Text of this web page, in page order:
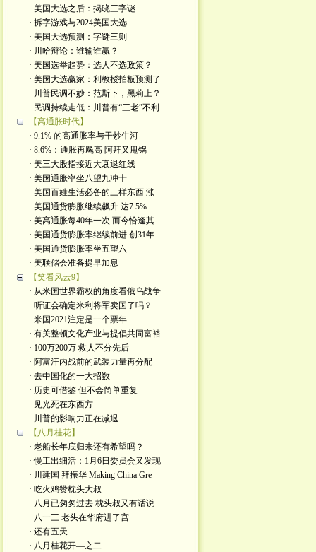
· 美国大选之后：揭晓三字谜
· 拆字游戏与2024美国大选
· 美国大选预测：字谜三则
· 川哈辩论：谁输谁赢？
· 美国选举趋势：选人不选政策？
· 美国大选赢家：利教授拍板预测了
· 川普民调不妙：范斯下，黑莉上？
· 民调持续走低：川普有“三老”不利
【高通胀时代】
· 9.1% 的高通胀率与干炒牛河
· 8.6%：通胀再飚高 阿拜又甩锅
· 美三大股指接近大衰退红线
· 美国通胀率坐八望九冲十
· 美国百姓生活必备的三样东西 涨
· 美国通货膨胀继续飙升 达7.5%
· 美高通胀每40年一次 而今恰逢其
· 美国通货膨胀率继续前进 创31年
· 美国通货膨胀率坐五望六
· 美联储会准备提早加息
【笑看风云9】
· 从米国世界霸权的角度看俄乌战争
· 听证会确定米利将军卖国了吗？
· 米国2021注定是一个票年
· 有关整顿文化产业与提倡共同富裕
· 100万200万 救人不分先后
· 阿富汗内战前的武装力量再分配
· 去中国化的一大招数
· 历史可借鉴 但不会简单重复
· 见光死在东西方
· 川普的影响力正在减退
【八月桂花】
· 老船长年底归来还有希望吗？
· 慢工出细活：1月6日委员会又发现
· 川建国 拜振华 Making China Gre
· 吃火鸡赞枕头大叔
· 八月已匆匆过去 枕头叔又有话说
· 八一三 老头在华府进了宫
· 还有五天
· 八月桂花开—之二